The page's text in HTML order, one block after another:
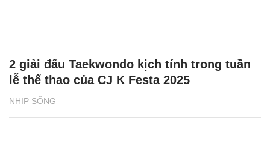
NHỊP SỐNG
2 giải đấu Taekwondo kịch tính trong tuần
lễ thể thao của CJ K Festa 2025